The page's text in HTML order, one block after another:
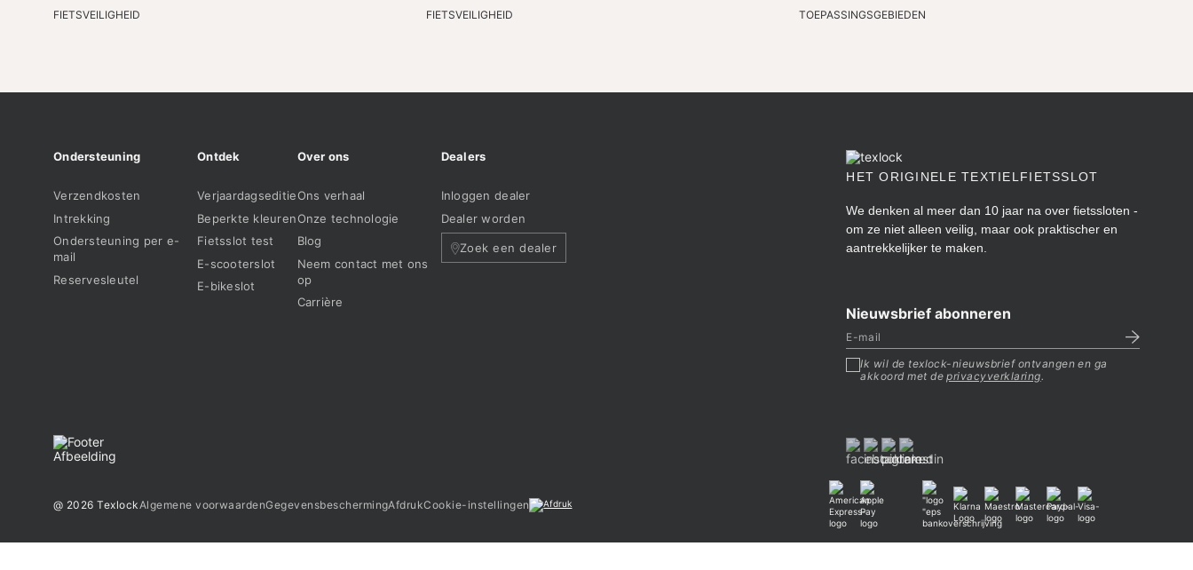
FIETSVEILIGHEID FIETSVEILIGHEID TOEPASSINGSGEBIEDEN
Ondersteuning
Verzendkosten
Intrekking
Ondersteuning per e-
mail
Reservesleutel
Ontdek
Verjaardagseditie
Beperkte kleuren
Fietsslot test
E-scooterslot
E-bikeslot
Over ons
Ons verhaal
Onze technologie
Blog
Neem contact met ons
op
Carrière
Dealers
Inloggen dealer
Dealer worden
Zoek een dealer
HET ORIGINELE TEXTIELFIETSSLOT
We denken al meer dan 10 jaar na over fietssloten -
om ze niet alleen veilig, maar ook praktischer en
aantrekkelijker te maken.
Nieuwsbrief abonneren
Ik wil de texlock-nieuwsbrief ontvangen en ga
akkoord met deprivacyverklaring.
@ 2026 TexlockAlgemene voorwaardenGegevensbeschermingAfdrukCookie-instellingen